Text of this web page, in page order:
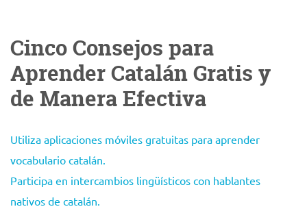
Cinco Consejos para
Aprender Catalán Gratis y
de Manera Efectiva
Utiliza aplicaciones móviles gratuitas para aprender
vocabulario catalán.
Participa en intercambios lingüísticos con hablantes
nativos de catalán.